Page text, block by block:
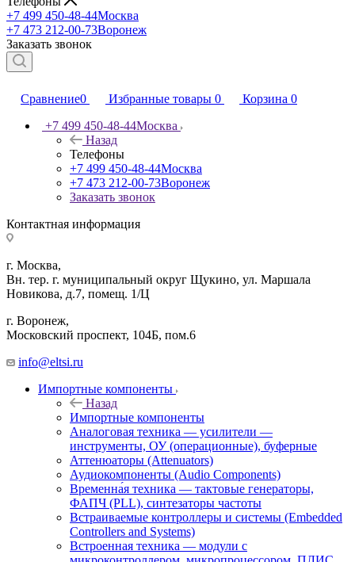
+7 499 450-48-44Москва
+7 473 212-00-73Воронеж
Заказать звонок
Сравнение0 Избранные товары 0 Корзина 0
+7 499 450-48-44Москва
Назад
Телефоны
+7 499 450-48-44Москва
+7 473 212-00-73Воронеж
Заказать звонок
Контактная информация
г. Москва,
Вн. тер. г. муниципальный округ Щукино, ул. Маршала
Новикова, д.7, помещ. 1/Ц
г. Воронеж,
​Московский проспект, 104Б, пом.6
info@eltsi.ru
Импортные компоненты
Назад
Импортные компоненты
Аналоговая техника — усилители —
инструменты, ОУ (операционные), буферные
Аттенюаторы (Attenuators)
Аудиокомпоненты (Audio Components)
Временна́я техника — тактовые генераторы,
ФАПЧ (PLL), синтезаторы частоты
Встраиваемые контроллеры и системы (Embedded
Controllers and Systems)
Встроенная техника — модули с